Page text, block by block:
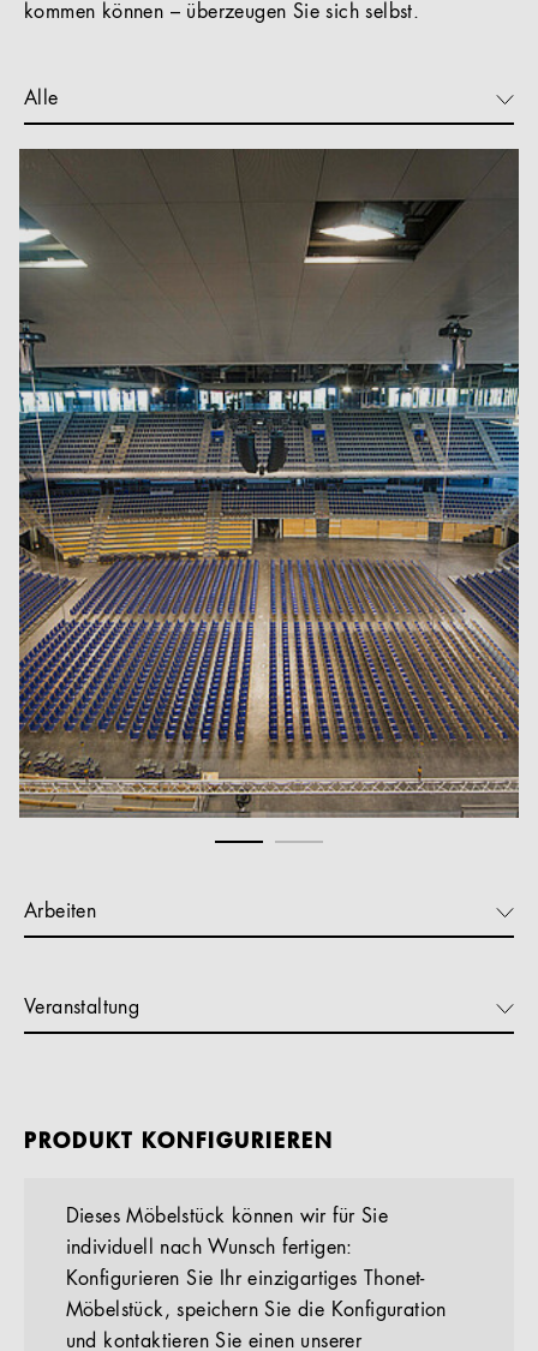
kommen können – überzeugen Sie sich selbst.
Alle
Arbeiten
Veranstaltung
PRODUKT KONFIGURIEREN
Dieses Möbelstück können wir für Sie
individuell nach Wunsch fertigen:
Konfigurieren Sie Ihr einzigartiges Thonet-
Möbelstück, speichern Sie die Konfiguration
und kontaktieren Sie einen unserer